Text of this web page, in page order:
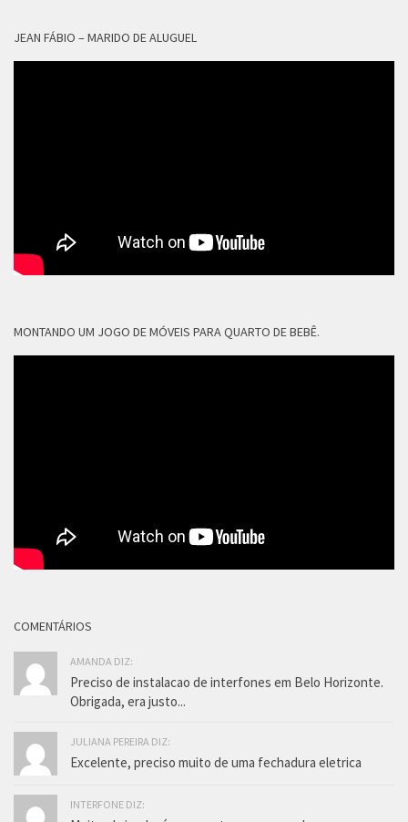
JEAN FÁBIO – MARIDO DE ALUGUEL
MONTANDO UM JOGO DE MÓVEIS PARA QUARTO DE BEBÊ.
COMENTÁRIOS
AMANDA DIZ:
Preciso de instalacao de interfones em Belo Horizonte.
Obrigada, era justo...
JULIANA PEREIRA DIZ:
Excelente, preciso muito de uma fechadura eletrica
INTERFONE DIZ: